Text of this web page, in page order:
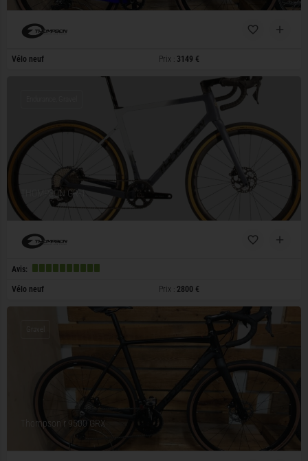
Vélo neuf Prix : 3149 €
THOMPSON GR-1
Avis:
Vélo neuf Prix : 2800 €
Thompson r 9500 GRX
Gravel